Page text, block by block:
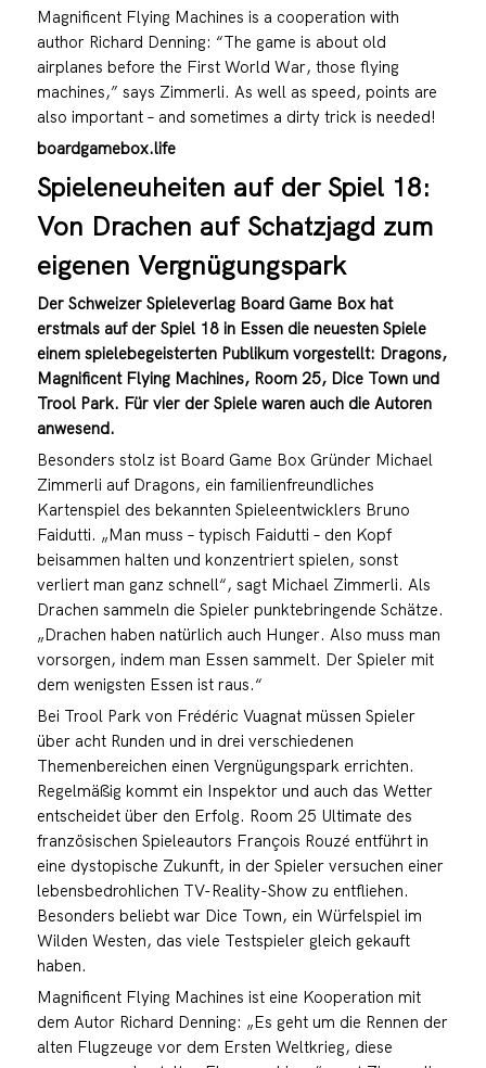
Magnificent Flying Machines is a cooperation with
author Richard Denning: “The game is about old
airplanes before the First World War, those flying
machines,” says Zimmerli. As well as speed, points are
also important – and sometimes a dirty trick is needed!
boardgamebox.life
Spieleneuheiten auf der Spiel 18:
Von Drachen auf Schatzjagd zum
eigenen Vergnügungspark
Der Schweizer Spieleverlag Board Game Box hat
erstmals auf der Spiel 18 in Essen die neuesten Spiele
einem spielebegeisterten Publikum vorgestellt: Dragons,
Magnificent Flying Machines, Room 25, Dice Town und
Trool Park. Für vier der Spiele waren auch die Autoren
anwesend.
Besonders stolz ist Board Game Box Gründer Michael
Zimmerli auf Dragons, ein familienfreundliches
Kartenspiel des bekannten Spieleentwicklers Bruno
Faidutti. „Man muss – typisch Faidutti – den Kopf
beisammen halten und konzentriert spielen, sonst
verliert man ganz schnell“, sagt Michael Zimmerli. Als
Drachen sammeln die Spieler punktebringende Schätze.
„Drachen haben natürlich auch Hunger. Also muss man
vorsorgen, indem man Essen sammelt. Der Spieler mit
dem wenigsten Essen ist raus.“
Bei Trool Park von Frédéric Vuagnat müssen Spieler
über acht Runden und in drei verschiedenen
Themenbereichen einen Vergnügungspark errichten.
Regelmäßig kommt ein Inspektor und auch das Wetter
entscheidet über den Erfolg. Room 25 Ultimate des
französischen Spieleautors François Rouzé entführt in
eine dystopische Zukunft, in der Spieler versuchen einer
lebensbedrohlichen TV-Reality-Show zu entfliehen.
Besonders beliebt war Dice Town, ein Würfelspiel im
Wilden Westen, das viele Testspieler gleich gekauft
haben.
Magnificent Flying Machines ist eine Kooperation mit
dem Autor Richard Denning: „Es geht um die Rennen der
alten Flugzeuge vor dem Ersten Weltkrieg, diese